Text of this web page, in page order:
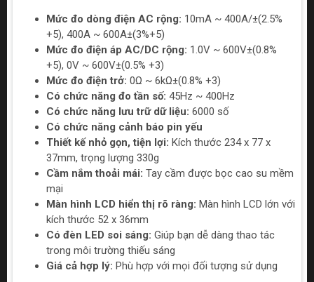
Mức đo dòng điện AC rộng: 10mA ~ 400A/±(2.5%
+5), 400A ~ 600A±(3%+5)
Mức đo điện áp AC/DC rộng: 1.0V ~ 600V±(0.8%
+5), 0V ~ 600V±(0.5% +3)
Mức đo điện trở: 0Ω ~ 6kΩ±(0.8% +3)
Có chức năng đo tần số: 45Hz ~ 400Hz
Có chức năng lưu trữ dữ liệu: 6000 số
Có chức năng cảnh báo pin yếu
Thiết kế nhỏ gọn, tiện lợi: Kích thước 234 x 77 x
37mm, trọng lượng 330g
Cầm nắm thoải mái: Tay cầm được bọc cao su mềm
mại
Màn hình LCD hiển thị rõ ràng: Màn hình LCD lớn với
kích thước 52 x 36mm
Có đèn LED soi sáng: Giúp bạn dễ dàng thao tác
trong môi trường thiếu sáng
Giá cả hợp lý: Phù hợp với mọi đối tượng sử dụng